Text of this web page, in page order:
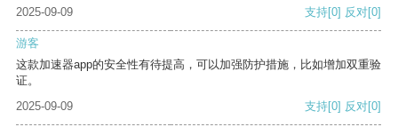
2025-09-09 支持[0] 反对[0]
游客
这款加速器app的安全性有待提高，可以加强防护措施，比如增加双重验
证。
2025-09-09
支持[0] 反对[0]